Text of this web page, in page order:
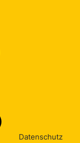
Datenschutz